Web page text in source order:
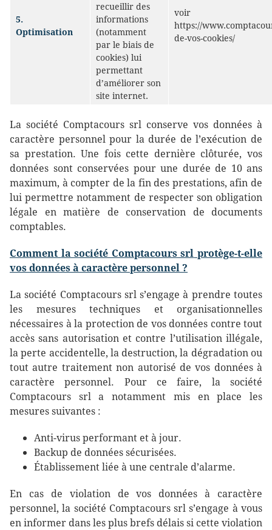
5.
Optimisation
recueillir des
informations
(notamment
par le biais de
cookies) lui
permettant
d’améliorer son
site internet.
voir
https://
de-vos-cookies/
La société Comptacours srl conserve vos données à
caractère personnel pour la durée de l’exécution de
sa prestation. Une fois cette dernière clôturée, vos
données sont conservées pour une durée de 10 ans
maximum, à compter de la fin des prestations, afin de
lui permettre notamment de respecter son obligation
légale en matière de conservation de documents
comptables.
Comment la société Comptacours srl protège-t-elle
vos données à caractère personnel ?
La société Comptacours srl s’engage à prendre toutes
les mesures techniques et organisationnelles
nécessaires à la protection de vos données contre tout
accès sans autorisation et contre l’utilisation illégale,
la perte accidentelle, la destruction, la dégradation ou
tout autre traitement non autorisé de vos données à
caractère personnel. Pour ce faire, la société
Comptacours srl a notamment mis en place les
mesures suivantes :
Anti-virus performant et à jour.
Backup de données sécurisées.
Établissement liée à une centrale d’alarme.
En cas de violation de vos données à caractère
personnel, la société Comptacours srl s’engage à vous
en informer dans les plus brefs délais si cette violation